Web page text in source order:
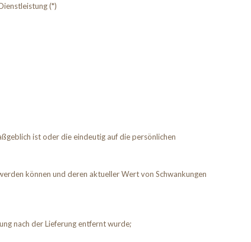
(*)
ist oder die eindeutig auf die persönlichen
können und deren aktueller Wert von Schwankungen
nach der Lieferung entfernt wurde;